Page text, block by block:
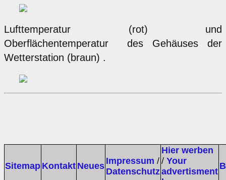
Lufttemperatur (rot) und
Oberflächentemperatur des Gehäuses der
Wetterstation (braun) .
Sitemap Kontakt Neues Impressum /
Datenschutz
Hier werben
/ Your
advertisment